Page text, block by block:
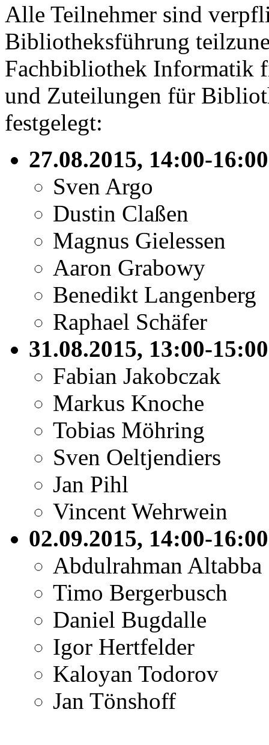
Alle Teilnehmer sind
Bibliotheksführung
Fachbibliothek Informatik
und Zuteilungen für
festgelegt:
27.08.2015, 14:00-
Sven Argo
Dustin Claßen
Magnus Gielessen
Aaron Grabowy
Benedikt Langenberg
Raphael Schäfer
31.08.2015, 13:00-
Fabian Jakobczak
Markus Knoche
Tobias Möhring
Sven Oeltjendiers
Jan Pihl
Vincent Wehrwein
02.09.2015, 14:00-
Abdulrahman Altabba
Timo Bergerbusch
Daniel Bugdalle
Igor Hertfelder
Kaloyan Todorov
Jan Tönshoff